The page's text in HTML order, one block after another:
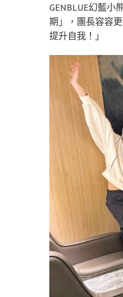
GENBLUE幻藍
期」，團長容容
提升自我！」